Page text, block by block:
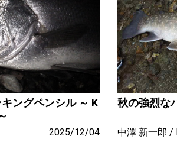
ングペンシル ～ K
2025/12/04
秋の強烈な
中澤 新一郎